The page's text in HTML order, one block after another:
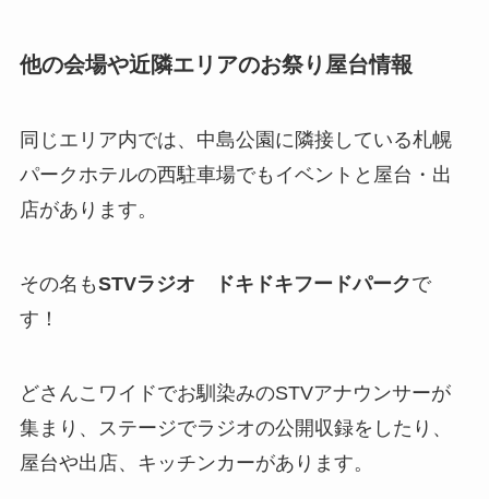
他の会場や近隣エリアのお祭り屋台情報
同じエリア内では、中島公園に隣接している札幌
パークホテルの西駐車場でもイベントと屋台・出
店があります。
その名もSTVラジオ ドキドキフードパークで
す！
どさんこワイドでお馴染みのSTVアナウンサーが
集まり、ステージでラジオの公開収録をしたり、
屋台や出店、キッチンカーがあります。